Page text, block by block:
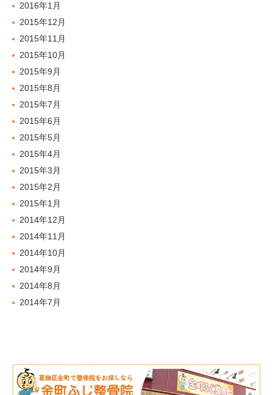
2016年1月
2015年12月
2015年11月
2015年10月
2015年9月
2015年8月
2015年7月
2015年6月
2015年5月
2015年4月
2015年3月
2015年2月
2015年1月
2014年12月
2014年11月
2014年10月
2014年9月
2014年8月
2014年7月